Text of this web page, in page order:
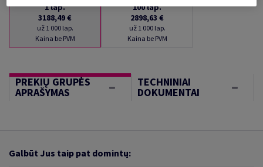
1lap.
3188,49 €
už 1 000 lap.
Kaina be PVM
100lap.
2898,63 €
už 1 000 lap.
Kaina be PVM
PREKIŲ GRUPĖS
APRAŠYMAS
TECHNINIAI
DOKUMENTAI
Galbūt Jus taip pat domintų: